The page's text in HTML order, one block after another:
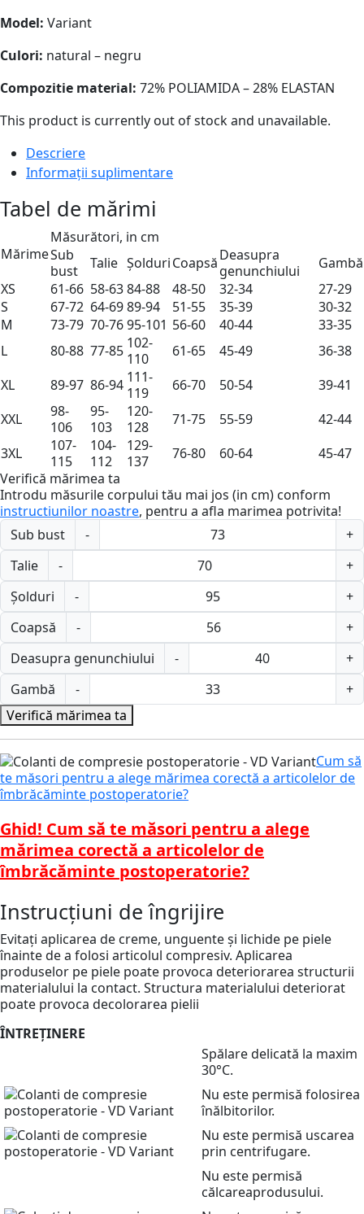
Model: Variant
Culori: natural – negru
Compozitie material: 72% POLIAMIDA – 28% ELASTAN
This product is currently out of stock and unavailable.
Descriere
Informații suplimentare
Tabel de mărimi
Mărime
Măsurători, in cm
Sub
bust
Talie ȘolduriCoapsăDeasupra
genunchiului
Gambă
XS
61-66 58-6384-88 48-50 32-34
27-29
S
67-72 64-6989-94 51-55 35-39
30-32
M
73-79 70-7695-101 56-60 40-44
33-35
L
80-88 77-85 102-
110
61-65 45-49
36-38
XL
89-97 86-94 111-
119
66-70 50-54
39-41
XXL
98-
106
95-
103
120-
128
71-75 55-59
42-44
3XL
107-
115
104-
112
129-
137
76-80 60-64
45-47
Verifică mărimea ta
Introdu măsurile corpului tău mai jos (in cm) conform
instructiunilor noastre, pentru a afla marimea potrivita!
Sub bust
-
+
Talie
-
+
Șolduri
-
+
Coapsă
-
+
Deasupra genunchiului
-
+
Gambă
-
+
Verifică mărimea ta
Cum să
te măsori pentru a alege mărimea corectă a articolelor de
îmbrăcăminte postoperatorie?
Ghid! Cum să te măsori pentru a alege
mărimea corectă a articolelor de
îmbrăcăminte postoperatorie?
Instrucțiuni de îngrijire
Evitați aplicarea de creme, unguente și lichide pe piele
înainte de a folosi articolul compresiv. Aplicarea
produselor pe piele poate provoca deteriorarea structurii
materialului la contact. Structura materialului deteriorat
poate provoca decolorarea pielii
ÎNTREȚINERE
Spălare delicată la maxim
30°C.
Nu este permisă folosirea
înălbitorilor.
Nu este permisă uscarea
prin centrifugare.
Nu este permisă
călcareaprodusului.